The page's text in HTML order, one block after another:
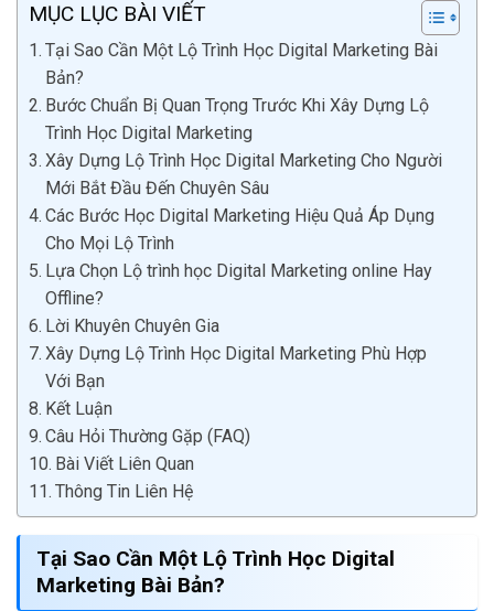
MỤC LỤC BÀI VIẾT
Tại Sao Cần Một Lộ Trình Học Digital Marketing Bài
Bản?
Bước Chuẩn Bị Quan Trọng Trước Khi Xây Dựng Lộ
Trình Học Digital Marketing
Xây Dựng Lộ Trình Học Digital Marketing Cho Người
Mới Bắt Đầu Đến Chuyên Sâu
Các Bước Học Digital Marketing Hiệu Quả Áp Dụng
Cho Mọi Lộ Trình
Lựa Chọn Lộ trình học Digital Marketing online Hay
Offline?
Lời Khuyên Chuyên Gia
Xây Dựng Lộ Trình Học Digital Marketing Phù Hợp
Với Bạn
Kết Luận
Câu Hỏi Thường Gặp (FAQ)
Bài Viết Liên Quan
Thông Tin Liên Hệ
Tại Sao Cần Một Lộ Trình Học Digital
Marketing Bài Bản?